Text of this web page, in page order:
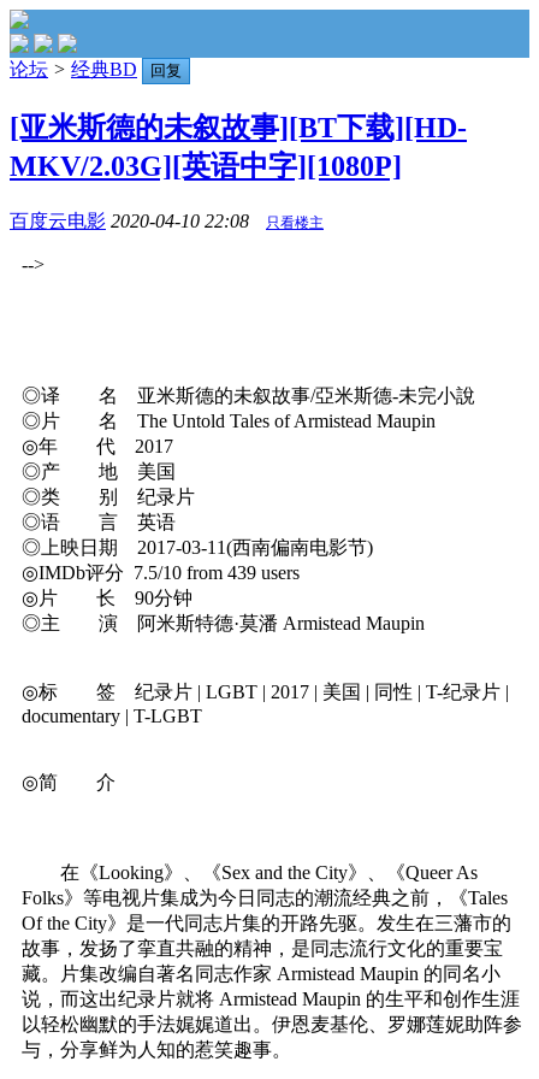
论坛 > 经典BD 回复
[亚米斯德的未叙故事][BT下载][HD-
MKV/2.03G][英语中字][1080P]
百度云电影 2020-04-10 22:08 只看楼主
-->
◎译 名 亚米斯德的未叙故事/亞米斯德-未完小說
◎片 名 The Untold Tales of Armistead Maupin
◎年 代 2017
◎产 地 美国
◎类 别 纪录片
◎语 言 英语
◎上映日期 2017-03-11(西南偏南电影节)
◎IMDb评分 7.5/10 from 439 users
◎片 长 90分钟
◎主 演 阿米斯特德·莫潘 Armistead Maupin
◎标 签 纪录片 | LGBT | 2017 | 美国 | 同性 | T-纪录片 |
documentary | T-LGBT
◎简 介
在《Looking》、《Sex and the City》、《Queer As
Folks》等电视片集成为今日同志的潮流经典之前，《Tales
Of the City》是一代同志片集的开路先驱。发生在三藩市的
故事，发扬了挛直共融的精神，是同志流行文化的重要宝
藏。片集改编自著名同志作家 Armistead Maupin 的同名小
说，而这出纪录片就将 Armistead Maupin 的生平和创作生涯
以轻松幽默的手法娓娓道出。伊恩麦基伦、罗娜莲妮助阵参
与，分享鲜为人知的惹笑趣事。